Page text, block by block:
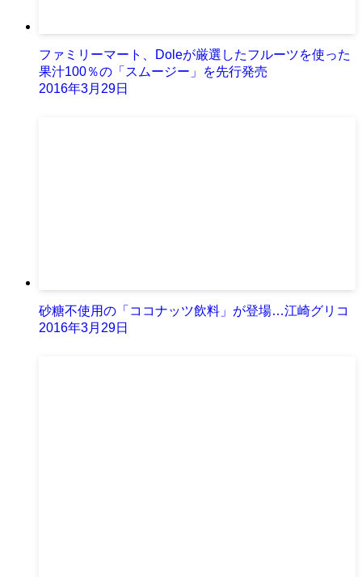
ファミリーマート、Doleが厳選したフルーツを使った
果汁100％の「スムージー」を先行発売
2016年3月29日
砂糖不使用の「ココナッツ飲料」が登場…江崎グリコ
2016年3月29日